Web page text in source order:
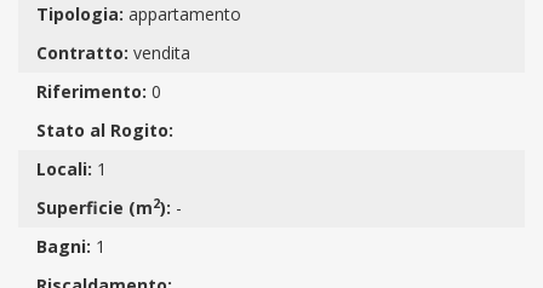
Tipologia: appartamento
Contratto: vendita
Riferimento: 0
Stato al Rogito:
Locali: 1
Superficie (m2): -
Bagni: 1